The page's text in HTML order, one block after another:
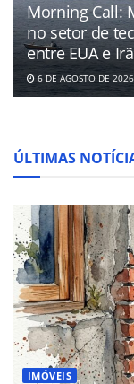
Morning Call:
no setor de
entre EUA e Irã
6 DE AGOSTO DE 2026
ÚLTIMAS
IMÓVEIS